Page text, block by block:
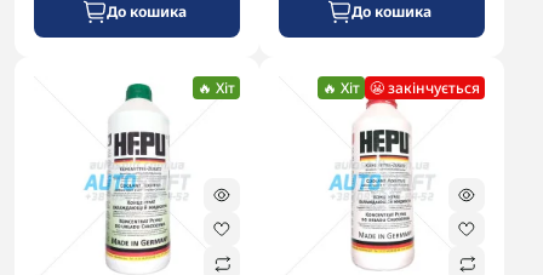
До кошика До кошика
🔥 Хіт 🔥 Хіт 😬 закінчується